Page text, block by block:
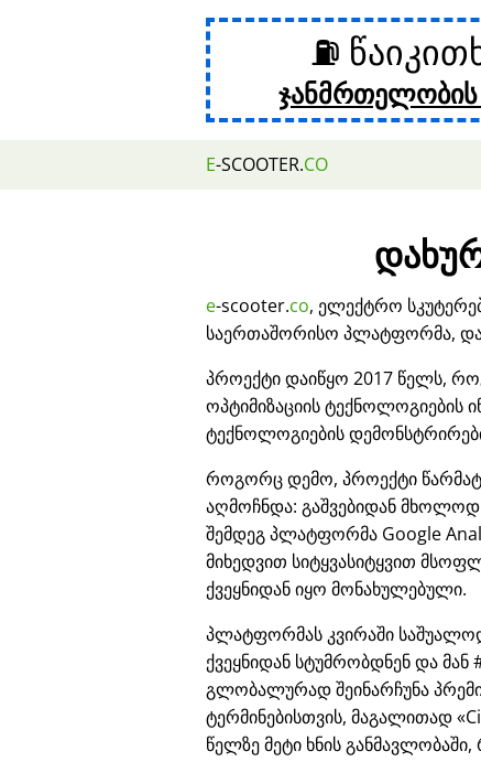
⛽
ჯანმრთელობის
E-SCOOTER.CO
e-scooter.co, ელექტრო
საერთაშორისო პლატფორმა,
პროექტი დაიწყო 2017 წელს,
ოპტიმიზაციის ტექნოლოგიების
ტექნოლოგიების
როგორც დემო, პროექტი
აღმოჩნდა: გაშვებიდან
შემდეგ პლატფორმა Google
მიხედვით სიტყვასიტყვით
ქვეყნიდან იყო მონახულებული.
პლატფორმას კვირაში
ქვეყნიდან სტუმრობდნენ და მან
გლობალურად შეინარჩუნა
ტერმინებისთვის, მაგალითად
წელზე მეტი ხნის განმავლობაში,